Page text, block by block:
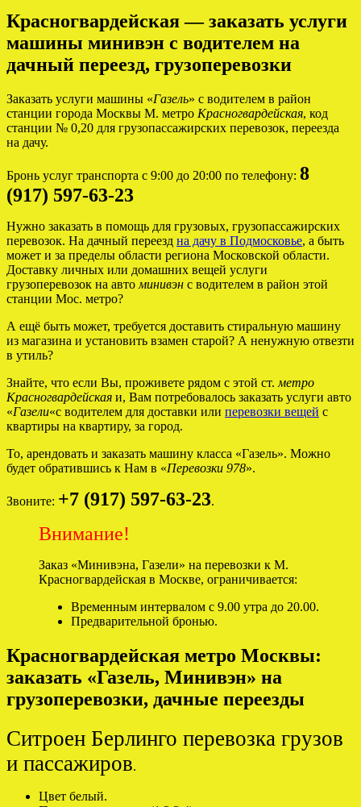
Красногвардейская — заказать услуги
машины минивэн с водителем на
дачный переезд, грузоперевозки
Заказать услуги машины «Газель» с водителем в район
станции города Москвы М. метро Красногвардейская, код
станции № 0,20 для грузопассажирских перевозок, переезда
на дачу.
Бронь услуг транспорта с 9:00 до 20:00 по телефону: 8
(917) 597-63-23
Нужно заказать в помощь для грузовых, грузопассажирских
перевозок. На дачный переезд на дачу в Подмосковье, а быть
может и за пределы области региона Московской области.
Доставку личных или домашних вещей услуги
грузоперевозок на авто минивэн с водителем в район этой
станции Мос. метро?
А ещё быть может, требуется доставить стиральную машину
из магазина и установить взамен старой? А ненужную отвезти
в утиль?
Знайте, что если Вы, проживете рядом с этой ст. метро
Красногвардейская и, Вам потребовалось заказать услуги авто
«Газели«с водителем для доставки или перевозки вещей с
квартиры на квартиру, за город.
То, арендовать и заказать машину класса «Газель». Можно
будет обратившись к Нам в «Перевозки 978».
Звоните: +7 (917) 597-63-23.
Внимание!
Заказ «Минивэна, Газели» на перевозки к М.
Красногвардейская в Москве, ограничивается:
Временным интервалом с 9.00 утра до 20.00.
Предварительной бронью.
Красногвардейская метро Москвы:
заказать «Газель, Минивэн» на
грузоперевозки, дачные переезды
Ситроен Берлинго перевозка грузов
и пассажиров.
Цвет белый.